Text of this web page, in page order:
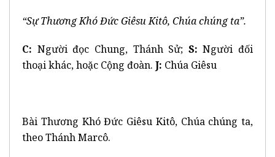
“Sự Thương Khó Đức Giêsu Kitô, Chúa chúng ta”.
C: Người đọc Chung, Thánh Sử; S: Người đối
thoại khác, hoặc Cộng đoàn. J: Chúa Giêsu
Bài Thương Khó Đức Giêsu Kitô, Chúa chúng ta,
theo Thánh Marcô.